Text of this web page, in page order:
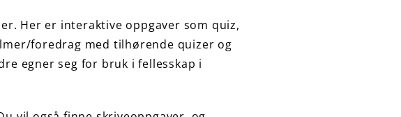
Her er interaktive oppgaver som quiz,
foredrag med tilhørende quizer og
egner seg for bruk i fellesskap i